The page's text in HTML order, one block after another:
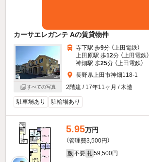
カーサエレガンテ Aの賃貸物件
すべての写真
寺下駅 歩9分 （上田電鉄）
上田原駅 歩12分 （上田電鉄）
神畑駅 歩25分 （上田電鉄）
長野県上田市神畑118-1
2階建 / 17年11ヶ月 / 木造
駐車場あり 駐輪場あり
5.95万円
（管理費3,500円）
敷 不要 礼 59,500円